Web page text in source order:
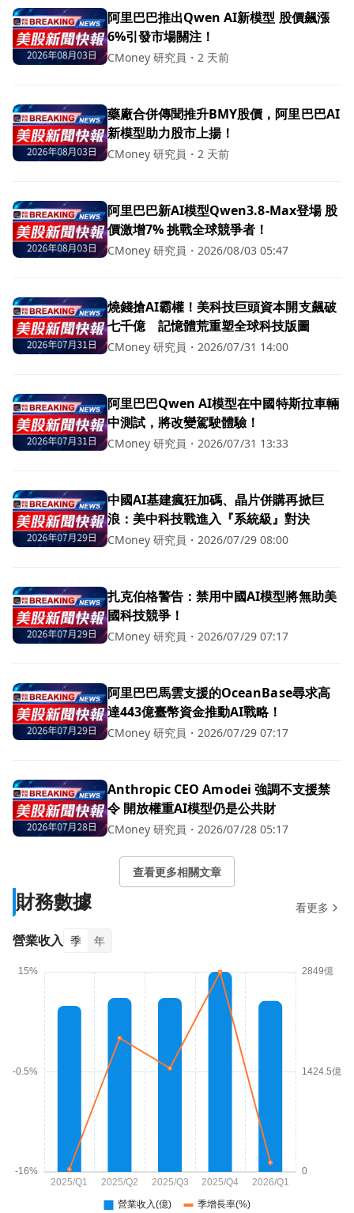
阿里巴巴推出Qwen AI新模型 股價飆漲
6%引發市場關注！
CMoney 研究員 ・ 2 天前
藥廠合併傳聞推升BMY股價，阿里巴巴AI
新模型助力股市上揚！
CMoney 研究員 ・ 2 天前
阿里巴巴新AI模型Qwen3.8-Max登場 股
價激增7% 挑戰全球競爭者！
CMoney 研究員 ・ 2026/08/03 05:47
燒錢搶AI霸權！美科技巨頭資本開支飆破
七千億 記憶體荒重塑全球科技版圖
CMoney 研究員 ・ 2026/07/31 14:00
阿里巴巴Qwen AI模型在中國特斯拉車輛
中測試，將改變駕駛體驗！
CMoney 研究員 ・ 2026/07/31 13:33
中國AI基建瘋狂加碼、晶片併購再掀巨
浪：美中科技戰進入『系統級』對決
CMoney 研究員 ・ 2026/07/29 08:00
扎克伯格警告：禁用中國AI模型將無助美
國科技競爭！
CMoney 研究員 ・ 2026/07/29 07:17
阿里巴巴馬雲支援的OceanBase尋求高
達443億臺幣資金推動AI戰略！
CMoney 研究員 ・ 2026/07/29 07:17
Anthropic CEO Amodei 強調不支援禁
令 開放權重AI模型仍是公共財
CMoney 研究員 ・ 2026/07/28 05:17
查看更多相關文章
財務數據 看更多
營業收入 季 年